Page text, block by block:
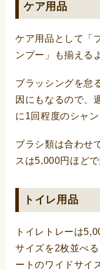
ケア用品
ケア用品として「
ンプー」も揃える
ブラッシングを怠
因にもなるので、
に1回程度のシャ
ブラシ類は合わせ
スは5,000円ほどで
トイレ用品
トイレトレーは
サイズを2枚並べ
ートのワイドサイ